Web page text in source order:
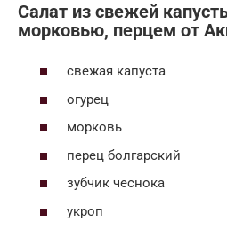
Салат из свежей
морковью, перцем от
свежая капуста
огурец
морковь
перец болгарский
зубчик чеснока
укроп